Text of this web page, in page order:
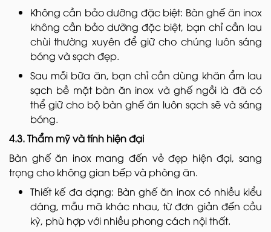
Không cần bảo dưỡng đặc biệt: Bàn ghế ăn inox
không cần bảo dưỡng đặc biệt, bạn chỉ cần lau
chùi thường xuyên để giữ cho chúng luôn sáng
bóng và sạch đẹp.
Sau mỗi bữa ăn, bạn chỉ cần dùng khăn ẩm lau
sạch bề mặt bàn ăn inox và ghế ngồi là đã có
thể giữ cho bộ bàn ghế ăn luôn sạch sẽ và sáng
bóng.
4.3. Thẩm mỹ và tính hiện đại
Bàn ghế ăn inox mang đến vẻ đẹp hiện đại, sang
trọng cho không gian bếp và phòng ăn.
Thiết kế đa dạng: Bàn ghế ăn inox có nhiều kiểu
dáng, mẫu mã khác nhau, từ đơn giản đến cầu
kỳ, phù hợp với nhiều phong cách nội thất.